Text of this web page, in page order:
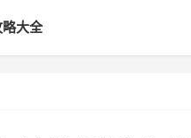
大全